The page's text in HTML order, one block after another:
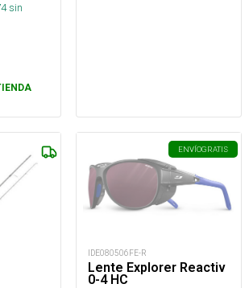
sin
ENVÍOGRATIS
IDE080506FE-R
Lente Explorer Reactiv
0-4 HC